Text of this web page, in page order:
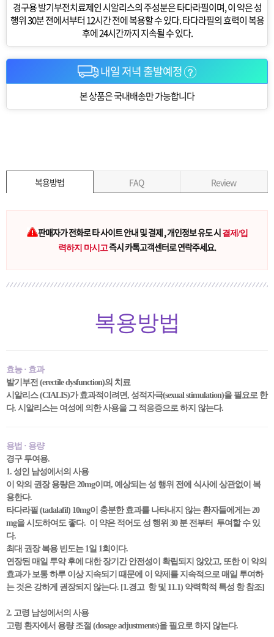
경구용 발기부전치료제인 시알리스의 주성분은 타다라필이며, 이 약은 성
행위 30분 전에서부터 12시간 전에 복용할 수 있다. 타다라필의 효력이 복용
후에 24시간까지 지속될 수 있다.
내일 저녁 출발예정
본 상품은 국내배송만 가능합니다
복용방법 FAQ Review
판매자가 전화로 타 사이트 안내 및 결제 , 개인정보 유도 시 결제/입
력하지 마시고즉시 카톡고객센터로 연락주세요.
복용방법
효능 · 효과
발기부전 (erectile dysfunction)의 치료
시알리스 (CIALIS)가 효과적이려면, 성적자극(sexual stimulation)을 필요로 한
다. 시알리스는 여성에 의한 사용을 그 적응증으로 하지 않는다.
용법 · 용량
경구 투여용.
1. 성인 남성에서의 사용
이 약의 권장 용량은 20mg이며, 예상되는 성 행위 전에 식사에 상관없이 복
용한다.
타다라필 (tadalafil) 10mg이 충분한 효과를 나타내지 않는 환자들에게는 20
mg을 시도하여도 좋다. 이 약은 적어도 성 행위 30 분 전부터 투여할 수 있
다.
최대 권장 복용 빈도는 1일 1회이다.
연장된 매일 투약 후에 대한 장기간 안전성이 확립되지 않았고, 또한 이 약의
효과가 보통 하루 이상 지속되기 때문에 이 약제를 지속적으로 매일 투여하
는 것은 강하게 권장되지 않는다. [1.경고 항 및 11.1) 약력학적 특성 항 참조]
2. 고령 남성에서의 사용
고령 환자에서 용량 조절 (dosage adjustments)을 필요로 하지 않는다.